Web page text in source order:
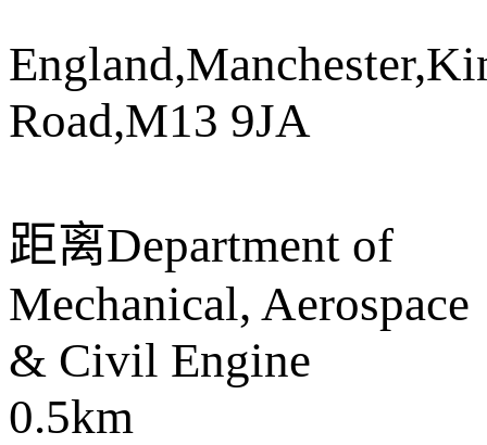
Road,M13 9JA
距离Department of
Mechanical, Aerospace
& Civil Engine
0.5km